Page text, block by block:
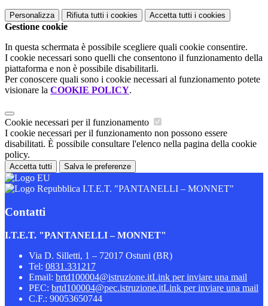
Personalizza Rifiuta tutti i cookies Accetta tutti i cookies
Gestione cookie
In questa schermata è possibile scegliere quali cookie consentire.
I cookie necessari sono quelli che consentono il funzionamento della
piattaforma e non è possibile disabilitarli.
Per conoscere quali sono i cookie necessari al funzionamento potete
visionare la COOKIE POLICY.
Cookie necessari per il funzionamento
I cookie necessari per il funzionamento non possono essere
disabilitati. È possibile consultare l'elenco nella pagina della cookie
policy.
Accetta tutti Salva le preferenze
I.T.E.T. "PANTANELLI – MONNET"
Contatti
I.T.E.T. "PANTANELLI – MONNET"
Via D. Silletti, 1 – 72017 Ostuni (BR)
Tel: 0831.331217
Email: brtd100004@istruzione.itLink per inviare una mail
PEC: brtd100004@pec.istruzione.itLink per inviare una mail
C.F.: 90053650744